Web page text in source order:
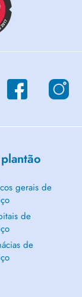
gerais de
de
de